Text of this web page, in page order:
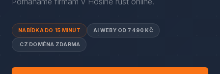
NABÍDKA DO 15 MINUT AI WEBY OD 7 490 KČ
.CZ DOMÉNA ZDARMA